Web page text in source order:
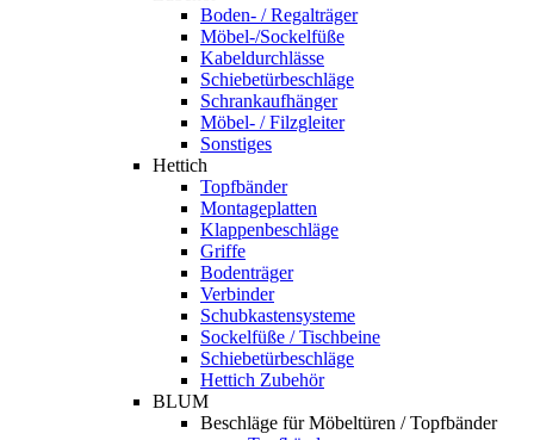
Boden- / Regalträger
Möbel-/Sockelfüße
Kabeldurchlässe
Schiebetürbeschläge
Schrankaufhänger
Möbel- / Filzgleiter
Sonstiges
Hettich
Topfbänder
Montageplatten
Klappenbeschläge
Griffe
Bodenträger
Verbinder
Schubkastensysteme
Sockelfüße / Tischbeine
Schiebetürbeschläge
Hettich Zubehör
BLUM
Beschläge für Möbeltüren / Topfbänder